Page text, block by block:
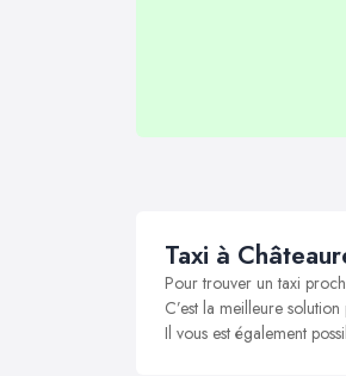
Taxi à
Pour trouver un taxi
C’est la meilleure
Il vous est également